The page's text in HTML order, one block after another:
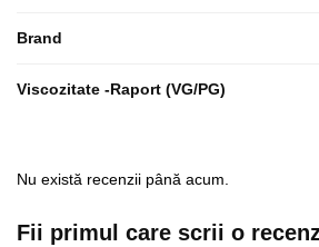
Brand
Viscozitate -Raport (VG/PG)
Nu există recenzii până acum.
Fii primul care scrii o